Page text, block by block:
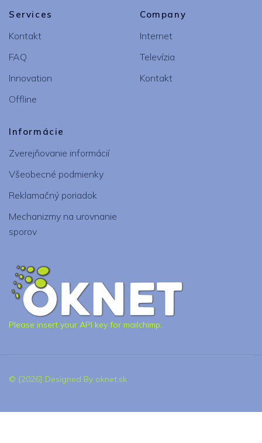
Services
Kontakt
FAQ
Innovation
Offline
Company
Internet
Televízia
Kontakt
Informácie
Zverejňovanie informácií
Všeobecné podmienky
Reklamačný poriadok
Mechanizmy na urovnanie
sporov
Please insert your API key for mailchimp.
© {2026} Designed By oknet.sk